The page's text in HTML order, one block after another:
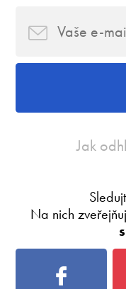
Jak
Na nich